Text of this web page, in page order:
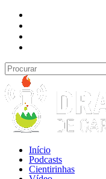
Início
Podcasts
Cientirinhas